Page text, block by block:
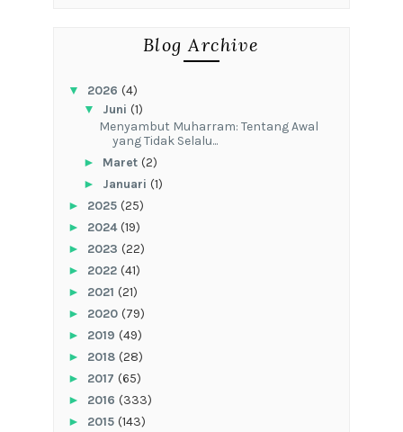
Blog Archive
▼ 2026 (4)
▼ Juni (1)
Menyambut Muharram: Tentang Awal
yang Tidak Selalu...
► Maret (2)
► Januari (1)
► 2025 (25)
► 2024(19)
► 2023 (22)
► 2022 (41)
► 2021 (21)
► 2020 (79)
► 2019 (49)
► 2018 (28)
► 2017 (65)
► 2016 (333)
► 2015 (143)